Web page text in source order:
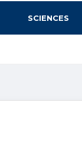
SCIENCES